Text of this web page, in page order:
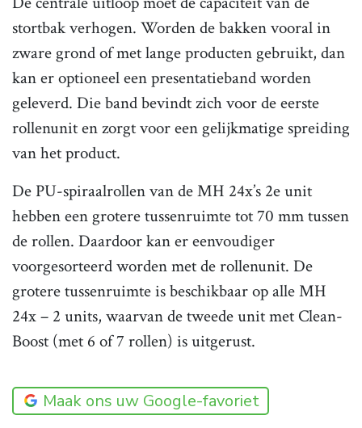
stortbak verhogen. Worden de bakken vooral in
zware grond of met lange producten gebruikt, dan
kan er optioneel een presentatieband worden
geleverd. Die band bevindt zich voor de eerste
rollenunit en zorgt voor een gelijkmatige spreiding
van het product.
De PU-spiraalrollen van de MH 24x’s 2e unit
hebben een grotere tussenruimte tot 70 mm tussen
de rollen. Daardoor kan er eenvoudiger
voorgesorteerd worden met de rollenunit. De
grotere tussenruimte is beschikbaar op alle MH
24x – 2 units, waarvan de tweede unit met Clean-
Boost (met 6 of 7 rollen) is uitgerust.
Maak ons uw Google-favoriet